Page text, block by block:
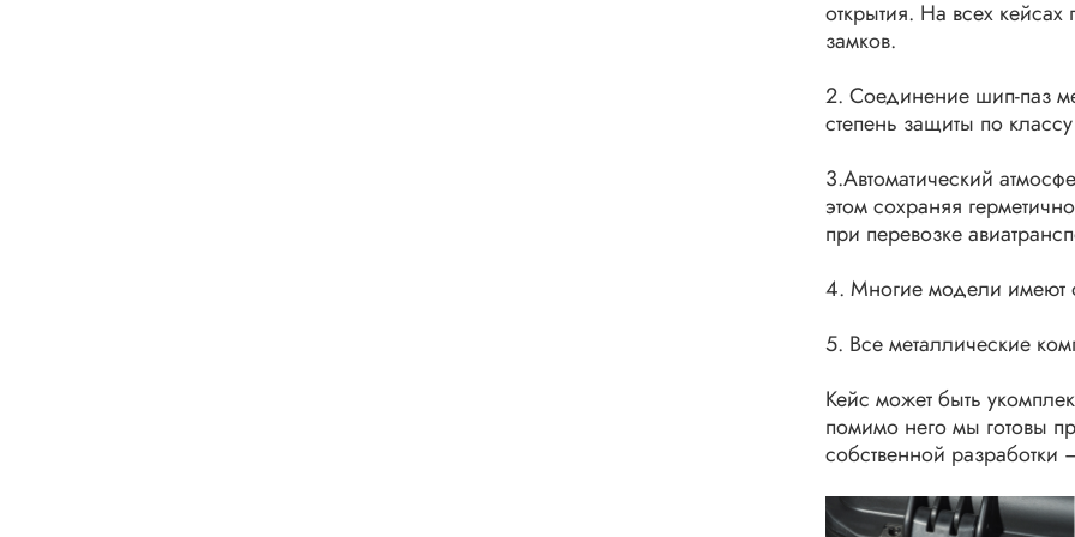
открытия. На всех
замков.
2. Соединение шип-паз
степень защиты по
3.Автоматический
этом сохраняя
при перевозке
4. Многие модели
5. Все металлические
Кейс может быть
помимо него мы готовы
собственной